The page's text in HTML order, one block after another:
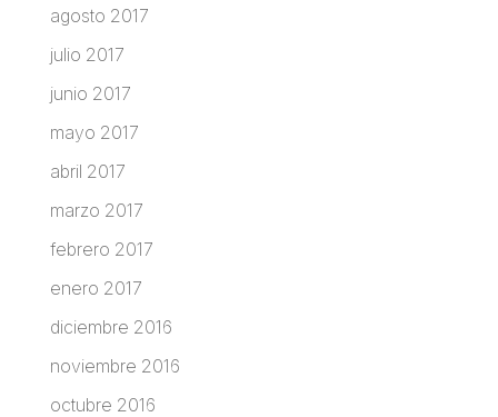
agosto 2017
julio 2017
junio 2017
mayo 2017
abril 2017
marzo 2017
febrero 2017
enero 2017
diciembre 2016
noviembre 2016
octubre 2016